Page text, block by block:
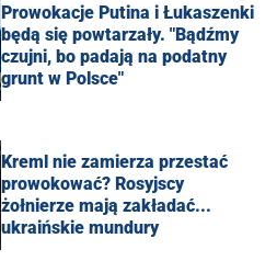
Prowokacje Putina i Łukaszenki
będą się powtarzały. "Bądźmy
czujni, bo padają na podatny
grunt w Polsce"
Kreml nie zamierza przestać
prowokować? Rosyjscy
żołnierze mają zakładać...
ukraińskie mundury